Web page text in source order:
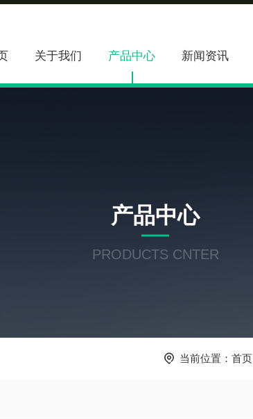
关于我们 产品中心 新闻资讯
产品中心
PRODUCTS CNTER
当前位置： 首页